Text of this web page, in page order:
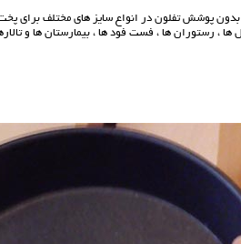
بدون پوشش تفلون در انواع سایز های مختلف برای
ها ، رستوران ها ، فست فود ها ، بیمارستان ها و